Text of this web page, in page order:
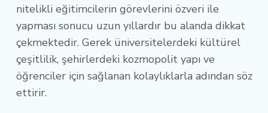
nitelikli eğitimcilerin görevlerini özveri ile
yapması sonucu uzun yıllardır bu alanda dikkat
çekmektedir. Gerek üniversitelerdeki kültürel
çeşitlilik, şehirlerdeki kozmopolit yapı ve
öğrenciler için sağlanan kolaylıklarla adından söz
ettirir.